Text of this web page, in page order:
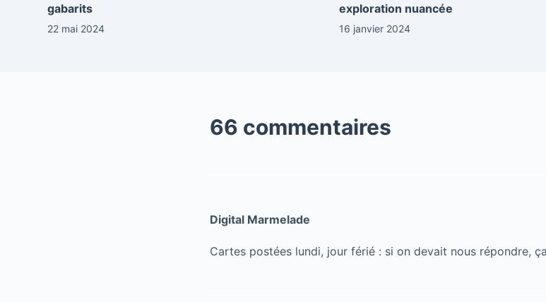
gabarits
22 mai 2024
exploration nuancée
16 janvier 2024
66 commentaires
Digital Marmelade
Cartes postées lundi, jour férié : si on devait nous répondre,